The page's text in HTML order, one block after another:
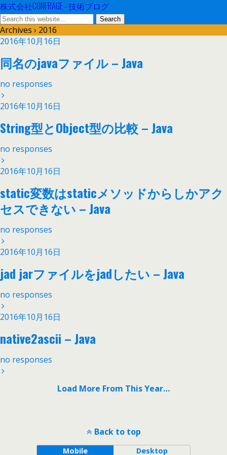
株式会社CONFRAGE - 技術ブログ
Archives › 2016
2016年10月16日
同名のjavaファイル – Java
no responses
2016年10月16日
String型とObject型の比較 – Java
no responses
2016年10月16日
static変数はstaticメソッドからしかアク
セスできない – Java
no responses
2016年10月16日
jad jarファイルをjadしたい – Java
no responses
2016年10月16日
native2ascii – Java
no responses
Load More From This Year…
Back to top
Mobile Desktop